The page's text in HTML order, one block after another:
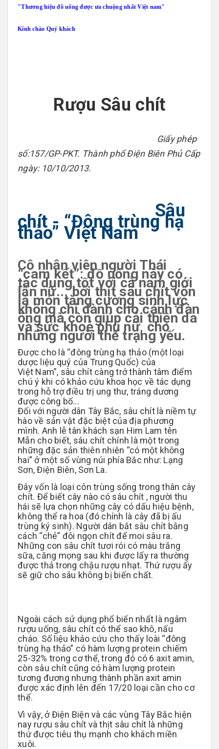
"Thương hiệu đồ uống được ưa chuộng nhất Việt nam"
Kính chào Quý khách
Rượu Sâu chít
Giấy phép
số:157/GP-PKT. Thành phố Điện Biên Phủ Cấp
ngày: 10/10/2013.
Sâu
chít - “Đông trùng hạ
thảo” Việt Nam
Cô nhân viên người Thái
“cam kết”: đồ uống này có
tác dụng tốt với cả nam giới
lẫn nữ... bởi thịt sâu chít vốn
là món tăng cường sinh lực
không chỉ dành cho cánh đàn
ông mà còn giúp cải thiện da
và sức khoẻ phụ nữ, cho
những người thể trạng yếu.
Được cho là “đông trùng hạ thảo (một loại
dược liệu quý của Trung Quốc) của
Việt Nam”, sâu chít càng trở thành tâm điểm
chú ý khi có khảo cứu khoa học về tác dụng
trong hỗ trợ điều trị ung thư, tráng dương
được công bố...
Đối với người dân Tây Bắc, sâu chít là niềm tự
hào về sản vật đặc biệt của địa phương
mình. Anh lễ tân khách sạn Him Lam tên
Mẫn cho biết, sâu chít chính là một trong
những đặc sản thiên nhiên “có một không
hai” ở một số vùng núi phía Bắc như: Lạng
Sơn, Điện Biên, Sơn La.
Đây vốn là loại côn trùng sống trong thân cây
chít. Để biết cây nào có sâu chít , người thu
hái sẽ lựa chọn những cây có dấu hiệu bệnh,
không thể ra hoa (đó chính là cây đã bị ấu
trùng ký sinh). Người dân bắt sâu chít bằng
cách “chẻ” đôi ngọn chít để moi sâu ra.
Những con sâu chít tươi rói có màu trắng
sữa, căng mọng sau khi được lấy ra thường
được thả trong chậu rượu nhạt. Thứ rượu ấy
sẽ giữ cho sâu không bị biến chất.
Ngoài cách sử dụng phổ biến nhất là ngâm
rượu uống, sâu chít có thể sao khô, nấu
cháo. Số liệu khảo cứu cho thấy loài “đông
trùng hạ thảo” có hàm lượng protein chiếm
25-32% trong cơ thể, trong đó có 6 axit amin,
còn sâu chít cũng có hàm lượng protein
tương đương nhưng thành phần axit amin
được xác định lên đến 17/20 loại cần cho cơ
thể.
Vì vậy, ở Điện Biện và các vùng Tây Bắc hiện
nay rượu sâu chít và thịt sâu chít là những
thứ được tiêu thụ mạnh cho khách miền
xuôi.